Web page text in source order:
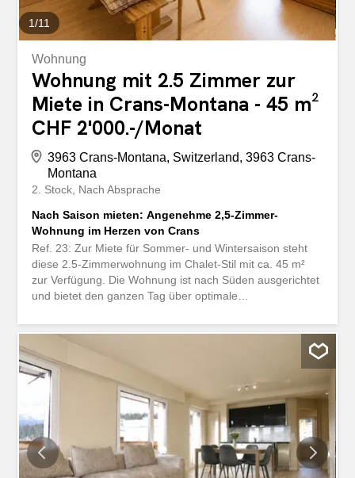
1/11
Wohnung
Wohnung mit 2.5 Zimmer zur
Miete in Crans-Montana - 45 m²
CHF 2'000.-/Monat
3963 Crans-Montana, Switzerland, 3963 Crans-
Montana
2. Stock Nach Absprache
Nach Saison mieten: Angenehme 2,5-Zimmer-
Wohnung im Herzen von Crans
Ref. 23: Zur Miete für Sommer- und Wintersaison steht
diese 2.5-Zimmerwohnung im Chalet-Stil mit ca. 45 m²
zur Verfügung. Die Wohnung ist nach Süden ausgerichtet
und bietet den ganzen Tag über optimale
begehrtesten Strassen von Crans. Ideal für einen
Aufenthalt ohne Auto, profitiert diese Wohnung von einer
privilegierten Lage in unmittelbarer Nähe zu Geschäften,
Restaurants, Golfplatz und Skiliften. CHF. 2 000.- / Monat
Beschreibung: • 1 Eingangshalle mit Einbauschränken • 1
Wohnzimmer mit TV und Essbereich • 1 offene, voll
ausgestattete Küche • 1 grosses Schlafzimmer • 1
schönes, voll ausgestattetes Badezimmer Bemerkungen:
• Vollständig möblierte Wohnung • Kaution: 2
Monatsmieten Dies ist keine Utopie, sondern die Realität!